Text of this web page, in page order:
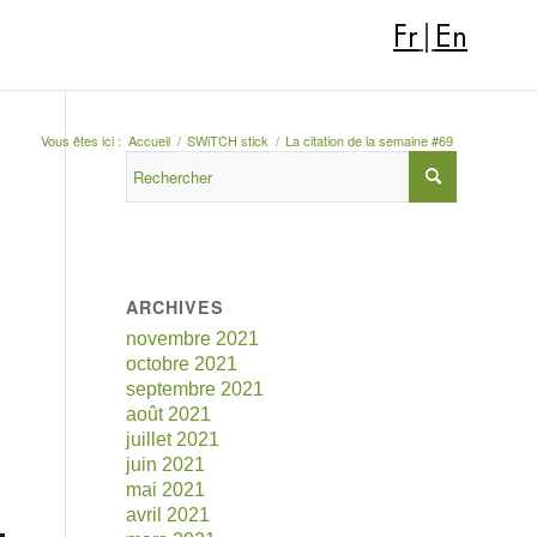
Fr En
Vous êtes ici : Accueil / SWiTCH stick / La citation de la semaine #69
ARCHIVES
novembre 2021
octobre 2021
septembre 2021
août 2021
juillet 2021
juin 2021
mai 2021
avril 2021